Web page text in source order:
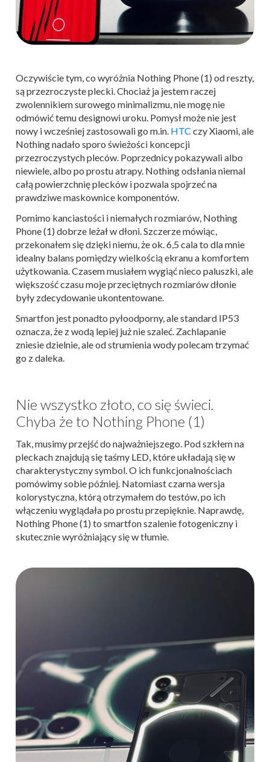
Oczywiście tym, co wyróżnia Nothing Phone (1) od reszty,
są przezroczyste plecki. Chociaż ja jestem raczej
zwolennikiem surowego minimalizmu, nie mogę nie
odmówić temu designowi uroku. Pomysł może nie jest
nowy i wcześniej zastosowali go m.in. HTC czy Xiaomi, ale
Nothing nadało sporo świeżości koncepcji
przezroczystych pleców. Poprzednicy pokazywali albo
niewiele, albo po prostu atrapy. Nothing odsłania niemal
całą powierzchnię plecków i pozwala spojrzeć na
prawdziwe maskownice komponentów.
Pomimo kanciastości i niemałych rozmiarów, Nothing
Phone (1) dobrze leżał w dłoni. Szczerze mówiąc,
przekonałem się dzięki niemu, że ok. 6,5 cala to dla mnie
idealny balans pomiędzy wielkością ekranu a komfortem
użytkowania. Czasem musiałem wygiąć nieco paluszki, ale
większość czasu moje przeciętnych rozmiarów dłonie
były zdecydowanie ukontentowane.
Smartfon jest ponadto pyłoodporny, ale standard IP53
oznacza, że z wodą lepiej już nie szaleć. Zachlapanie
zniesie dzielnie, ale od strumienia wody polecam trzymać
go z daleka.
Nie wszystko złoto, co się świeci.
Chyba że to Nothing Phone (1)
Tak, musimy przejść do najważniejszego. Pod szkłem na
pleckach znajdują się taśmy LED, które układają się w
charakterystyczny symbol. O ich funkcjonalnościach
pomówimy sobie później. Natomiast czarna wersja
kolorystyczna, którą otrzymałem do testów, po ich
włączeniu wyglądała po prostu przepięknie. Naprawdę,
Nothing Phone (1) to smartfon szalenie fotogeniczny i
skutecznie wyróżniający się w tłumie.